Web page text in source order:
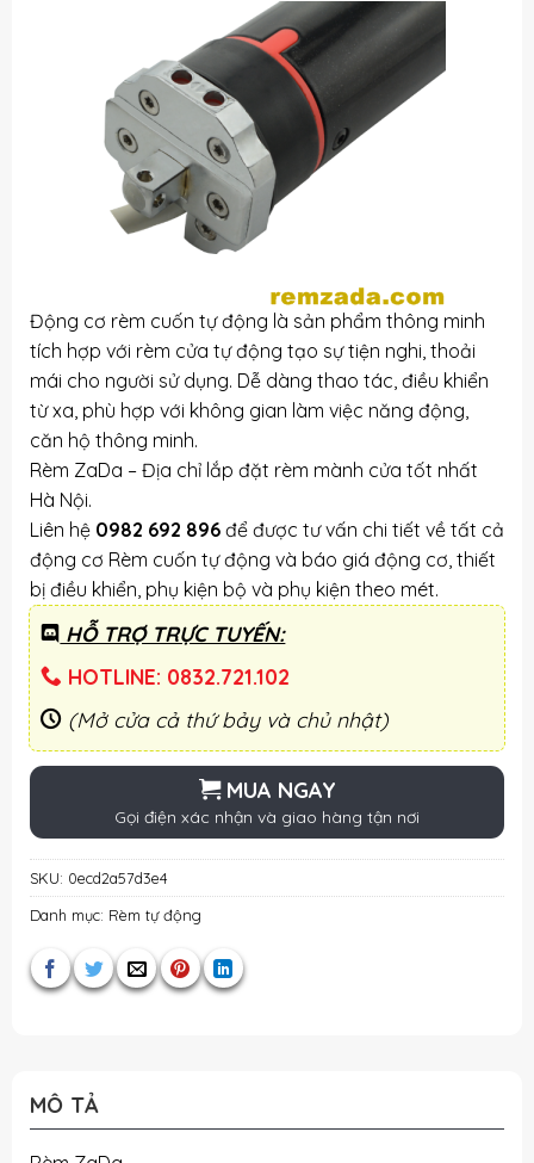
Động cơ rèm cuốn tự động là sản phẩm thông minh
tích hợp với rèm cửa tự động tạo sự tiện nghi, thoải
mái cho người sử dụng. Dễ dàng thao tác, điều khiển
từ xa, phù hợp với không gian làm việc năng động,
căn hộ thông minh.
Rèm ZaDa – Địa chỉ lắp đặt rèm mành cửa tốt nhất
Hà Nội.
Liên hệ 0982 692 896để được tư vấn chi tiết về tất cả
động cơ Rèm cuốn tự động và báo giá động cơ, thiết
bị điều khiển, phụ kiện bộ và phụ kiện theo mét.
HỖ TRỢ TRỰC TUYẾN:
HOTLINE: 0832.721.102
(Mở cửa cả thứ bảy và chủ nhật)
MUA NGAY
Gọi điện xác nhận và giao hàng tận nơi
SKU: 0ecd2a57d3e4
Danh mục: Rèm tự động
MÔ TẢ